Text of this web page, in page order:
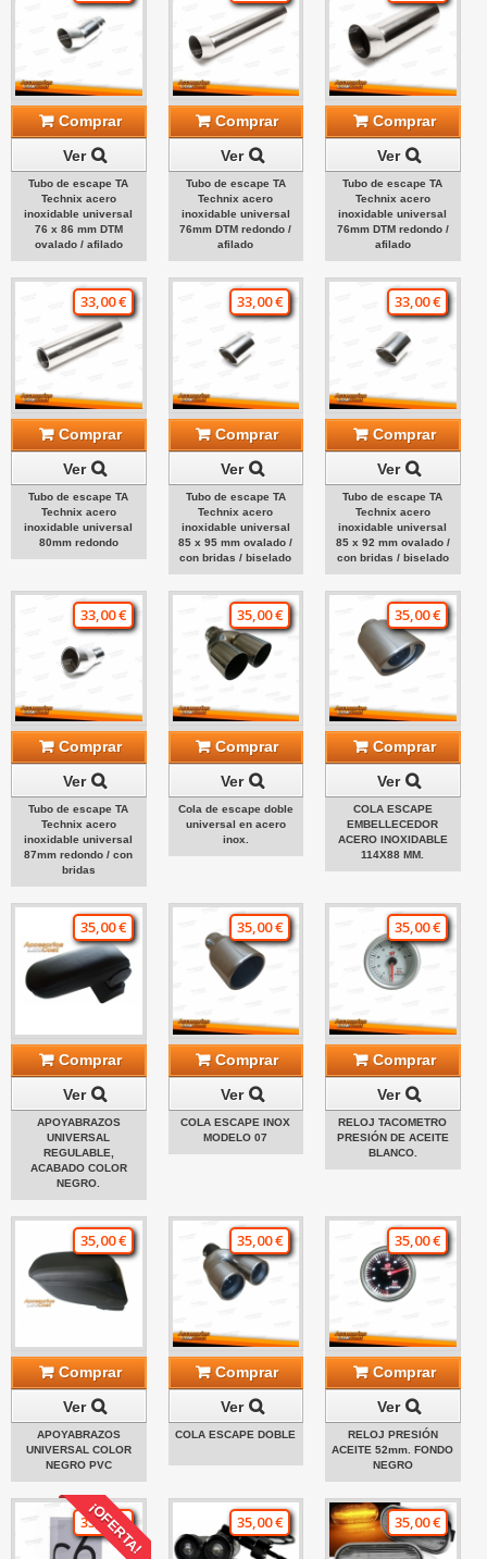
Comprar
Ver
Tubo de escape TA
Technix acero
inoxidable universal
76 x 86 mm DTM
ovalado / afilado
Comprar
Ver
Tubo de escape TA
Technix acero
inoxidable universal
76mm DTM redondo /
afilado
Comprar
Ver
Tubo de escape TA
Technix acero
inoxidable universal
76mm DTM redondo /
afilado
33,00 €
Comprar
Ver
Tubo de escape TA
Technix acero
inoxidable universal
80mm redondo
33,00 €
Comprar
Ver
Tubo de escape TA
Technix acero
inoxidable universal
85 x 95 mm ovalado /
con bridas / biselado
33,00 €
Comprar
Ver
Tubo de escape TA
Technix acero
inoxidable universal
85 x 92 mm ovalado /
con bridas / biselado
33,00 €
Comprar
Ver
Tubo de escape TA
Technix acero
inoxidable universal
87mm redondo / con
bridas
35,00 €
Comprar
Ver
Cola de escape doble
universal en acero
inox.
35,00 €
Comprar
Ver
COLA ESCAPE
EMBELLECEDOR
ACERO INOXIDABLE
114X88 MM.
35,00 €
Comprar
Ver
APOYABRAZOS
UNIVERSAL
REGULABLE,
ACABADO COLOR
NEGRO.
35,00 €
Comprar
Ver
COLA ESCAPE INOX
MODELO 07
35,00 €
Comprar
Ver
RELOJ TACOMETRO
PRESIÓN DE ACEITE
BLANCO.
35,00 €
Comprar
Ver
APOYABRAZOS
UNIVERSAL COLOR
NEGRO PVC
35,00 €
Comprar
Ver
COLA ESCAPE DOBLE
35,00 €
Comprar
Ver
RELOJ PRESIÓN
ACEITE 52mm. FONDO
NEGRO
¡OFERTA!
35,00 € 35,00 € 35,00 €